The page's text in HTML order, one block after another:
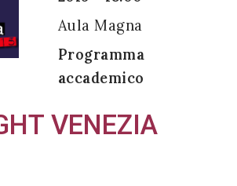
Aula Magna
Programma
accademico
VENEZIA